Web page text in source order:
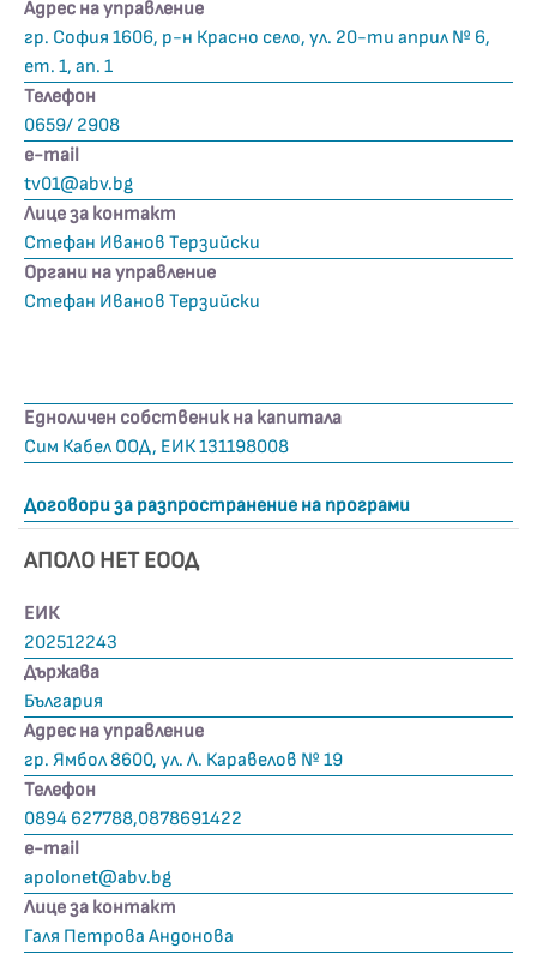
Адрес на управление
гр. София 1606, р-н Красно село, ул. 20-ти април № 6,
ет. 1, ап. 1
Телефон
0659/ 2908
е-mail
tv01@abv.bg
Лице за контакт
Стефан Иванов Терзийски
Органи на управление
Стефан Иванов Терзийски
Едноличен собственик на капитала
Сим Кабел ООД, ЕИК 131198008
Договори за разпространение на програми
АПОЛО НЕТ ЕООД
ЕИК
202512243
Държава
България
Адрес на управление
гр. Ямбол 8600, ул. Л. Каравелов № 19
Телефон
0894 627788,0878691422
е-mail
apolonet@abv.bg
Лице за контакт
Галя Петрова Андонова